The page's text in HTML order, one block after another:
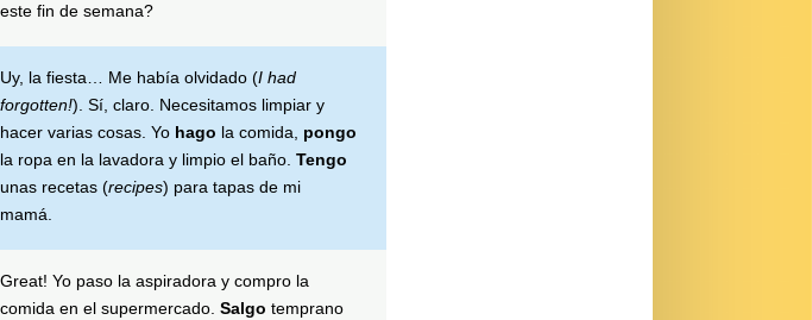
este fin de semana?
Uy, la fiesta… Me había olvidado (I had
forgotten!). Sí, claro. Necesitamos limpiar y
hacer varias cosas. Yo hago la comida, pongo
la ropa en la lavadora y limpio el baño. Tengo
unas recetas (recipes) para tapas de mi
mamá.
Great! Yo paso la aspiradora y compro la
comida en el supermercado. Salgo temprano